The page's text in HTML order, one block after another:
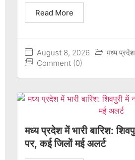
August 8, 2026
मध्य प्रदेश
Comment (0)
Read More
मध्य प्रदेश में भारी बारिश:
पर, कई जिलों मई अलर्ट